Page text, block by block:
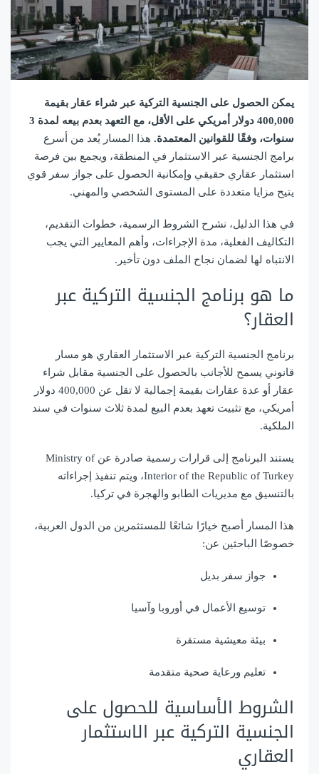
يمكن الحصول على الجنسية التركية عبر شراء عقار بقيمة
400,000 دولار أمريكي على الأقل، مع التعهد بعدم بيعه لمدة 3
سنوات، وفقًا للقوانين المعتمدة. هذا المسار يُعد من أسرع
برامج الجنسية عبر الاستثمار في المنطقة، ويجمع بين فرصة
استثمار عقاري حقيقي وإمكانية الحصول على جواز سفر قوي
يتيح مزايا متعددة على المستوى الشخصي والمهني.
في هذا الدليل، نشرح الشروط الرسمية، خطوات التقديم،
التكاليف الفعلية، مدة الإجراءات، وأهم المعايير التي يجب
الانتباه لها لضمان نجاح الملف دون تأخير.
ما هو برنامج الجنسية التركية عبر
العقار؟
برنامج الجنسية التركية عبر الاستثمار العقاري هو مسار
قانوني يسمح للأجانب بالحصول على الجنسية مقابل شراء
عقار أو عدة عقارات بقيمة إجمالية لا تقل عن 400,000 دولار
أمريكي، مع تثبيت تعهد بعدم البيع لمدة ثلاث سنوات في سند
الملكية.
يستند البرنامج إلى قرارات رسمية صادرة عن Ministry of
Interior of the Republic of Turkey، ويتم تنفيذ إجراءاته
بالتنسيق مع مديريات الطابو والهجرة في تركيا.
هذا المسار أصبح خيارًا شائعًا للمستثمرين من الدول العربية،
خصوصًا الباحثين عن:
جواز سفر بديل
توسيع الأعمال في أوروبا وآسيا
بيئة معيشية مستقرة
تعليم ورعاية صحية متقدمة
الشروط الأساسية للحصول على
الجنسية التركية عبر الاستثمار
العقاري